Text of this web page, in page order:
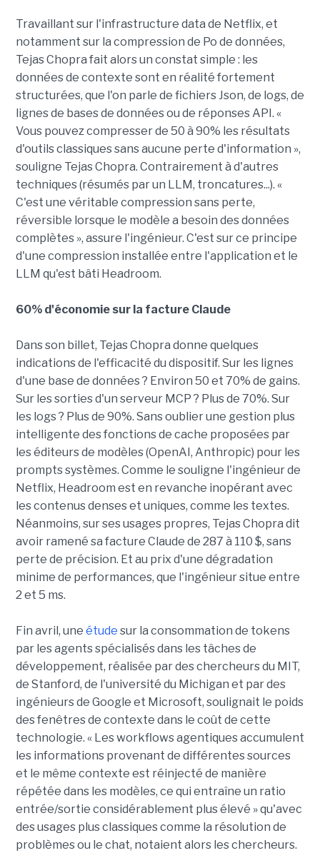
Travaillant sur l'infrastructure data de Netflix, et
notamment sur la compression de Po de données,
Tejas Chopra fait alors un constat simple : les
données de contexte sont en réalité fortement
structurées, que l'on parle de fichiers Json, de logs, de
lignes de bases de données ou de réponses API. «
Vous pouvez compresser de 50 à 90% les résultats
d'outils classiques sans aucune perte d'information »,
souligne Tejas Chopra. Contrairement à d'autres
techniques (résumés par un LLM, troncatures...). «
C'est une véritable compression sans perte,
réversible lorsque le modèle a besoin des données
complètes », assure l'ingénieur. C'est sur ce principe
d'une compression installée entre l'application et le
LLM qu'est bâti Headroom.
60% d'économie sur la facture Claude
Dans son billet, Tejas Chopra donne quelques
indications de l'efficacité du dispositif. Sur les lignes
d'une base de données ? Environ 50 et 70% de gains.
Sur les sorties d'un serveur MCP ? Plus de 70%. Sur
les logs ? Plus de 90%. Sans oublier une gestion plus
intelligente des fonctions de cache proposées par
les éditeurs de modèles (OpenAI, Anthropic) pour les
prompts systèmes. Comme le souligne l'ingénieur de
Netflix, Headroom est en revanche inopérant avec
les contenus denses et uniques, comme les textes.
Néanmoins, sur ses usages propres, Tejas Chopra dit
avoir ramené sa facture Claude de 287 à 110 $, sans
perte de précision. Et au prix d'une dégradation
minime de performances, que l'ingénieur situe entre
2 et 5 ms.
Fin avril, une étude sur la consommation de tokens
par les agents spécialisés dans les tâches de
développement, réalisée par des chercheurs du MIT,
de Stanford, de l'université du Michigan et par des
ingénieurs de Google et Microsoft, soulignait le poids
des fenêtres de contexte dans le coût de cette
technologie. « Les workflows agentiques accumulent
les informations provenant de différentes sources
et le même contexte est réinjecté de manière
répétée dans les modèles, ce qui entraîne un ratio
entrée/sortie considérablement plus élevé » qu'avec
des usages plus classiques comme la résolution de
problèmes ou le chat, notaient alors les chercheurs.